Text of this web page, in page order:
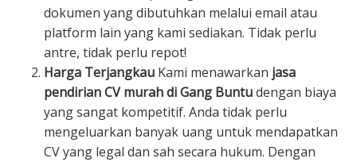
dokumen yang dibutuhkan melalui email atau
platform lain yang kami sediakan. Tidak perlu
antre, tidak perlu repot!
Harga Terjangkau Kami menawarkan jasa
pendirian CV murah di Gang Buntudengan biaya
yang sangat kompetitif. Anda tidak perlu
mengeluarkan banyak uang untuk mendapatkan
CV yang legal dan sah secara hukum. Dengan